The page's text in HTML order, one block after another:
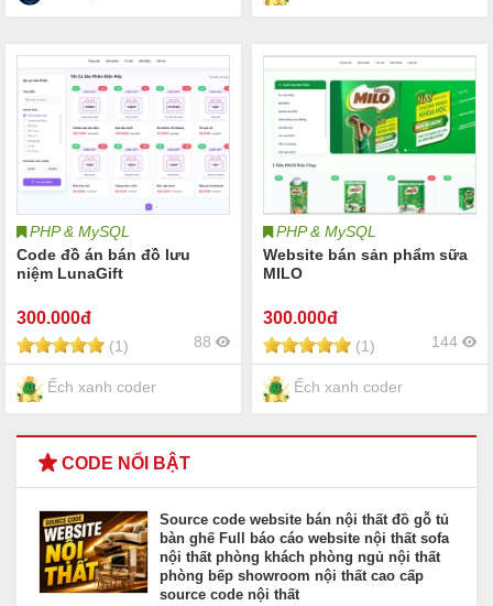
PHP & MySQL
Code đồ án bán đồ lưu
niệm LunaGift
300.000đ
(1) 88
Ếch xanh coder
PHP & MySQL
Website bán sản phẩm sữa
MILO
300.000đ
(1) 144
Ếch xanh coder
CODE NỔI BẬT
Source code website bán nội thất đồ gỗ tủ
bàn ghế Full báo cáo website nội thất sofa
nội thất phòng khách phòng ngủ nội thất
phòng bếp showroom nội thất cao cấp
source code nội thất